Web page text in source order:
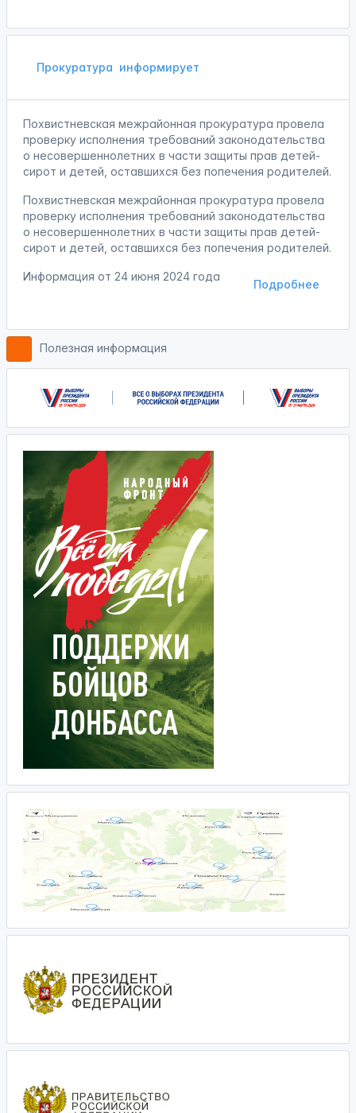
Прокуратура информирует
Похвистневская межрайонная прокуратура провела
проверку исполнения требований законодательства
о несовершеннолетних в части защиты прав детей-
сирот и детей, оставшихся без попечения родителей.
Похвистневская межрайонная прокуратура провела
проверку исполнения требований законодательства
о несовершеннолетних в части защиты прав детей-
сирот и детей, оставшихся без попечения родителей.
Подробнее
Информация от 24 июня 2024 года
Полезная информация